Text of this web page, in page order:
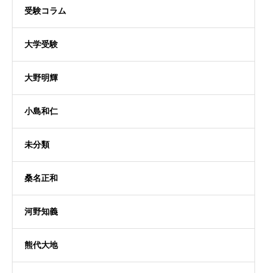
受験コラム
大学受験
大野明輝
小島和仁
未分類
桑名正和
河野知義
熊代大地